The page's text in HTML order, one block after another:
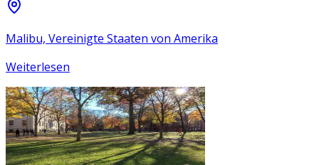
Malibu, Vereinigte Staaten von Amerika
Weiterlesen